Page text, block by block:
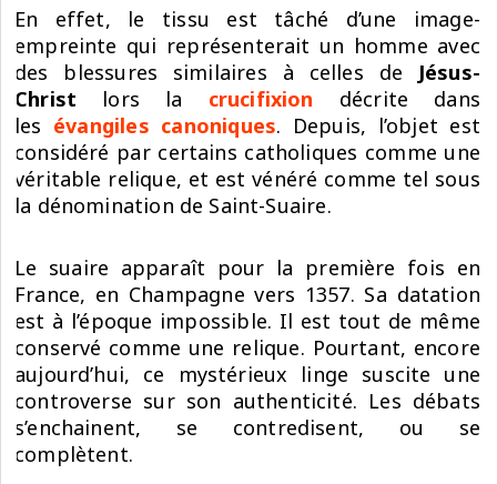
En effet, le tissu est tâché d’une image-
empreinte qui représenterait un homme avec
des blessures similaires à celles de Jésus-
Christ lors la crucifixion décrite dans
les évangiles canoniques. Depuis, l’objet est
considéré par certains catholiques comme une
véritable relique, et est vénéré comme tel sous
la dénomination de Saint-Suaire.
Le suaire apparaît pour la première fois en
France, en Champagne vers 1357. Sa datation
est à l’époque impossible. Il est tout de même
conservé comme une relique. Pourtant, encore
aujourd’hui, ce mystérieux linge suscite une
controverse sur son authenticité. Les débats
s’enchainent, se contredisent, ou se
complètent.